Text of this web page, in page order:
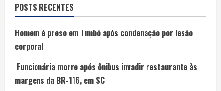
POSTS RECENTES
Homem é preso em Timbó após condenação por lesão
corporal
Funcionária morre após ônibus invadir restaurante às
margens da BR-116, em SC